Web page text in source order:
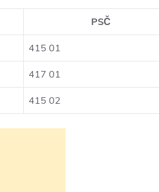
PSČ
415 01
417 01
415 02